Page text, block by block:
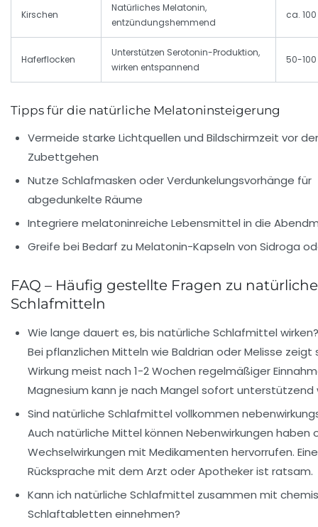
Kirschen
Natürliches Melatonin,
entzündungshemmend
ca.
Haferflocken
Unterstützen Serotonin-Produktion,
wirken entspannend
50-
Tipps für die natürliche Melatoninsteigerung
Vermeide starke Lichtquellen und Bildschirmzeit vor
Zubettgehen
Nutze Schlafmasken oder Verdunkelungsvorhänge für
abgedunkelte Räume
Integriere melatoninreiche Lebensmittel in die
Greife bei Bedarf zu Melatonin-Kapseln von Sidroga
FAQ – Häufig gestellte Fragen zu
Schlafmitteln
Wie lange dauert es, bis natürliche Schlafmittel wirken?
Bei pflanzlichen Mitteln wie Baldrian oder Melisse zeigt
Wirkung meist nach 1-2 Wochen regelmäßiger
Magnesium kann je nach Mangel sofort unterstützend
Sind natürliche Schlafmittel vollkommen
Auch natürliche Mittel können Nebenwirkungen haben
Wechselwirkungen mit Medikamenten hervorrufen. Eine
Rücksprache mit dem Arzt oder Apotheker ist ratsam.
Kann ich natürliche Schlafmittel zusammen mit
Schlaftabletten einnehmen?